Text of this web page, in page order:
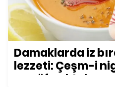
Damaklarda iz
lezzeti: Çeşm-i
ve püf noktaları